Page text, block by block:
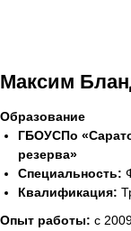
Максим
Образование
ГБОУСПо
резерва»
Специальность:
Квалификация:
Опыт работы: с